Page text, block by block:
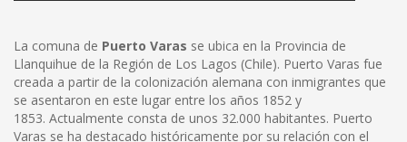
La comuna de Puerto Varas se ubica en la Provincia de
Llanquihue de la Región de Los Lagos (Chile). Puerto Varas fue
creada a partir de la colonización alemana con inmigrantes que
se asentaron en este lugar entre los años 1852 y
1853. Actualmente consta de unos 32.000 habitantes. Puerto
Varas se ha destacado históricamente por su relación con el